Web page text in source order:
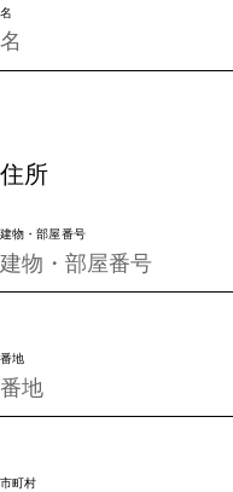
名
住所
建物・部屋番号
番地
市町村